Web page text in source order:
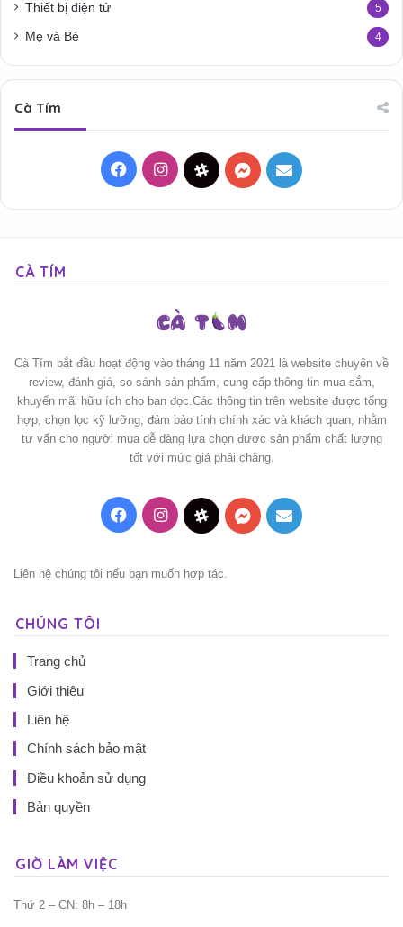
Thiết bị điện tử 5
Mẹ và Bé 4
Cà Tím
FacebookInstagramThreadsMessenger
Mail
CÀ TÍM
Cà Tím bắt đầu hoạt động vào tháng 11 năm 2021 là website chuyên về
review, đánh giá, so sánh sản phẩm, cung cấp thông tin mua sắm,
khuyến mãi hữu ích cho bạn đọc.Các thông tin trên website được tổng
hợp, chọn lọc kỹ lưỡng, đảm bảo tính chính xác và khách quan, nhằm
tư vấn cho người mua dễ dàng lựa chọn được sản phẩm chất lượng
tốt với mức giá phải chăng.
FacebookInstagramThreadsMessenger
Mail
Liên hệ chúng tôi nếu bạn muốn hợp tác.
CHÚNG TÔI
Trang chủ
Giới thiệu
Liên hệ
Chính sách bảo mật
Điều khoản sử dụng
Bản quyền
GIỜ LÀM VIỆC
Thứ 2 – CN: 8h – 18h